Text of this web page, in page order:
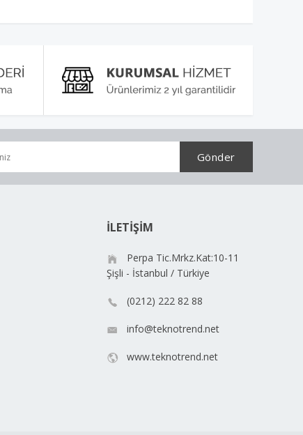
İLETİŞİM
Perpa Tic.Mrkz.Kat:10-11
Şişli - İstanbul / Türkiye
(0212) 222 82 88
info@teknotrend.net
www.teknotrend.net